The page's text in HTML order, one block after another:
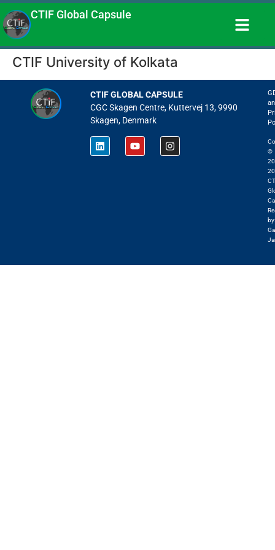
CTIF Global Capsule
CTIF University of Kolkata
CTIF GLOBAL CAPSULE
CGC Skagen Centre, Kuttervej 13, 9990
Skagen, Denmark
©
by: